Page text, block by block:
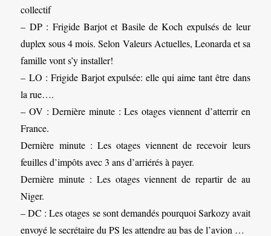
collectif
– DP : Frigide Barjot et Basile de Koch expulsés de leur
duplex sous 4 mois. Selon Valeurs Actuelles, Leonarda et sa
famille vont s’y installer!
– LO : Frigide Barjot expulsée: elle qui aime tant être dans
la rue….
– OV : Dernière minute : Les otages viennent d’atterrir en
France.
Dernière minute : Les otages viennent de recevoir leurs
feuilles d’impôts avec 3 ans d’arriérés à payer.
Dernière minute : Les otages viennent de repartir de au
Niger.
– DC : Les otages se sont demandés pourquoi Sarkozy avait
envoyé le secrétaire du PS les attendre au bas de l’avion …